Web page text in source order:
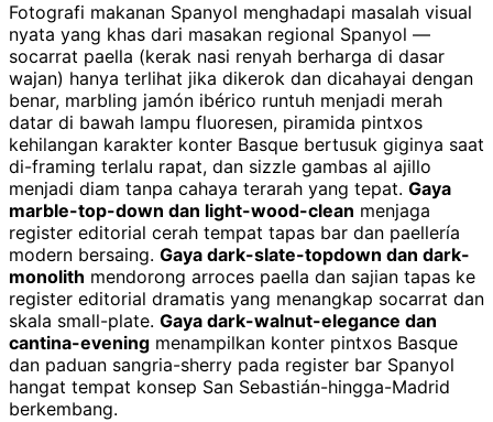
Fotografi makanan Spanyol menghadapi masalah visual
nyata yang khas dari masakan regional Spanyol —
socarrat paella (kerak nasi renyah berharga di dasar
wajan) hanya terlihat jika dikerok dan dicahayai dengan
benar, marbling jamón ibérico runtuh menjadi merah
datar di bawah lampu fluoresen, piramida pintxos
kehilangan karakter konter Basque bertusuk giginya saat
di-framing terlalu rapat, dan sizzle gambas al ajillo
menjadi diam tanpa cahaya terarah yang tepat. Gaya
marble-top-down dan light-wood-clean menjaga
register editorial cerah tempat tapas bar dan paellería
modern bersaing. Gaya dark-slate-topdown dan dark-
monolith mendorong arroces paella dan sajian tapas ke
register editorial dramatis yang menangkap socarrat dan
skala small-plate. Gaya dark-walnut-elegance dan
cantina-evening menampilkan konter pintxos Basque
dan paduan sangria-sherry pada register bar Spanyol
hangat tempat konsep San Sebastián-hingga-Madrid
berkembang.